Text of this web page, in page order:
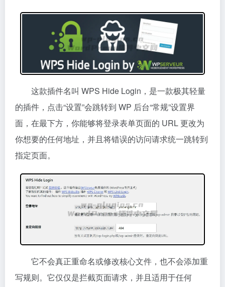
这款插件名叫 WPS Hide Login，是一款极其轻量
的插件，点击“设置”会跳转到 WP 后台“常规”设置界
面，在最下方，你能够将登录表单页面的 URL 更改为
你想要的任何地址，并且将错误的访问请求统一跳转到
指定页面。
它不会真正重命名或修改核心文件，也不会添加重
写规则。它仅仅是拦截页面请求，并且适用于任何